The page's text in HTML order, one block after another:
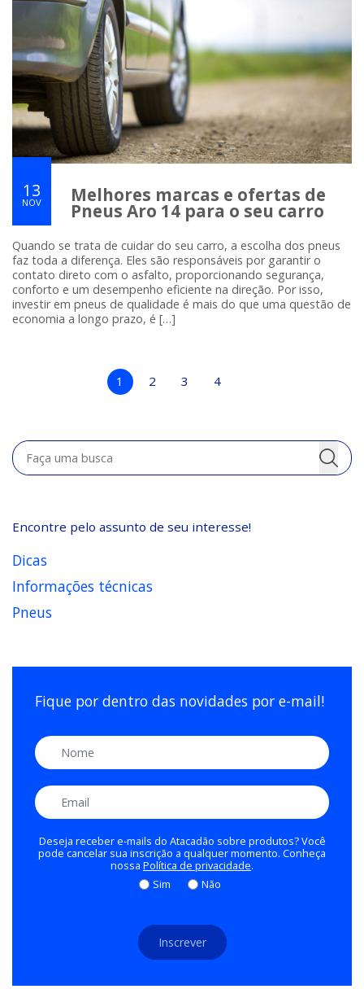
13
NOV Melhores marcas e ofertas de
Pneus Aro 14 para o seu carro
Quando se trata de cuidar do seu carro, a escolha dos pneus
faz toda a diferença. Eles são responsáveis por garantir o
contato direto com o asfalto, proporcionando segurança,
conforto e um desempenho eficiente na direção. Por isso,
investir em pneus de qualidade é mais do que uma questão de
economia a longo prazo, é […]
1 2 3 4
Categorias
Encontre pelo assunto de seu interesse!
Dicas
Informações técnicas
Pneus
Fique por dentro das novidades por e-mail!
Nome
Email
Deseja receber e-mails do Atacadão sobre produtos? Você
pode cancelar sua inscrição a qualquer momento. Conheça
nossa Política de privacidade.
Sim
Não
Inscrever